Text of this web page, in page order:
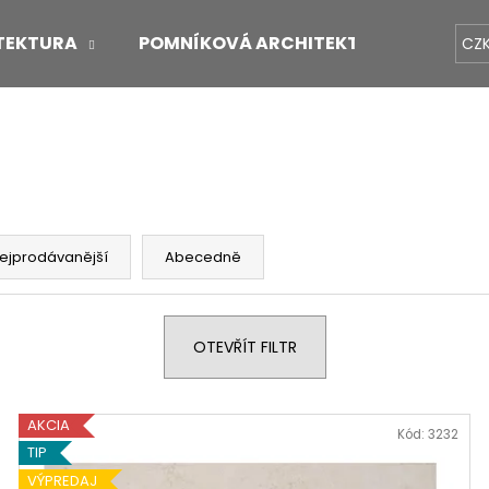
POMNÍKOVÁ ARCHITEKTURA O
Abecedně
OTEVŘÍT FILTR
AKCIA
TIP
VÝPREDAJ
Kód:3232
Doporučujeme